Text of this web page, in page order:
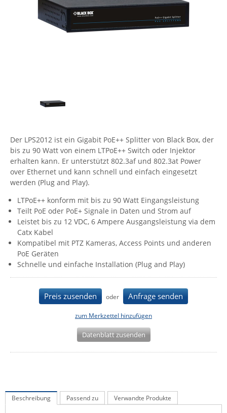
Energiemessung
Energieverteilung
IP, WLAN & GSM Sensorik
IoT - Internet of Things
IPC, Industrielle Netzwerktechnik & WLAN
IT Netzwerktechnik / Kommunikation
Comet System
CompleTech
Enginko - mcf88
Gefen
Gude
Guntermann & Drunck
HW group
Icron
IEC Lock
Ihse
Kramer Electronics
KVM TEC
Milesight
Panorama Antennas
Der LPS2012 ist ein Gigabit PoE++ Splitter von Black Box, der
bis zu 90 Watt von einem LTPoE++ Switch oder Injektor
erhalten kann. Er unterstützt 802.3af und 802.3at Power
over Ethernet und kann schnell und einfach eingesetzt
werden (Plug and Play).
LTPoE++ konform mit bis zu 90 Watt Eingangsleistung
Teilt PoE oder PoE+ Signale in Daten und Strom auf
Leistet bis zu 12 VDC, 6 Ampere Ausgangsleistung via dem
Catx Kabel
Kompatibel mit PTZ Kameras, Access Points und anderen
PoE Geräten
Schnelle und einfache Installation (Plug and Play)
Preis zusenden oder Anfrage senden
zum Merkzettel hinzufügen
Datenblatt zusenden
Beschreibung Passend zu Verwandte Produkte